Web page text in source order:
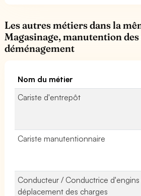
Les autres métiers dans la
Magasinage, manutention
déménagement
Nom du métier
Cariste d'entrepôt
Cariste manutentionnaire
Conducteur / Conductrice d'engins
déplacement des charges